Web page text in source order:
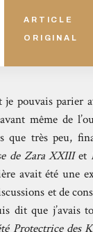
ARTICLE
ORIGINAL
pouvais parier
même de
que très peu,
de Zara XXIIIet
avait été une
et de
dit que j’avais
Protectrice des